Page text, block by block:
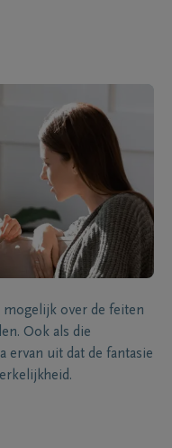
over de feiten
Ook als die
ervan uit dat de fantasie